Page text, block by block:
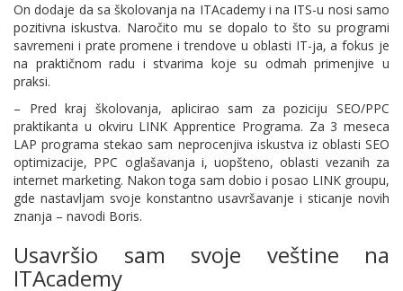
On dodaje da sa školovanja na ITAcademy i na ITS-u nosi samo
pozitivna iskustva. Naročito mu se dopalo to što su programi
savremeni i prate promene i trendove u oblasti IT-ja, a fokus je
na praktičnom radu i stvarima koje su odmah primenjive u
praksi.
– Pred kraj školovanja, aplicirao sam za poziciju SEO/PPC
praktikanta u okviru LINK Apprentice Programa. Za 3 meseca
LAP programa stekao sam neprocenjiva iskustva iz oblasti SEO
optimizacije, PPC oglašavanja i, uopšteno, oblasti vezanih za
internet marketing. Nakon toga sam dobio i posao LINK groupu,
gde nastavljam svoje konstantno usavršavanje i sticanje novih
znanja – navodi Boris.
Usavršio sam svoje veštine na
ITAcademy